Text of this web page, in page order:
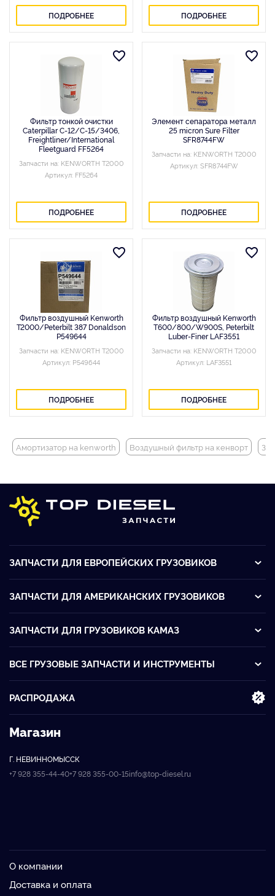
ПОДРОБНЕЕ ПОДРОБНЕЕ
Фильтр тонкой очистки
Caterpillar C-12/C-15/3406,
Freightliner/International
Fleetguard FF5264
Запчасти на: KENWORTH T2000
Артикул: FF5264
ПОДРОБНЕЕ
Элемент сепаратора металл
25 micron Sure Filter
SFR8744FW
Запчасти на: KENWORTH T2000
Артикул: SFR8744FW
ПОДРОБНЕЕ
Фильтр воздушный Kenworth
T2000/Peterbilt 387 Donaldson
P549644
Запчасти на: KENWORTH T2000
Артикул: P549644
ПОДРОБНЕЕ
Фильтр воздушный Kenworth
T600/800/W900S, Peterbilt
Luber-Finer LAF3551
Запчасти на: KENWORTH T2000
Артикул: LAF3551
ПОДРОБНЕЕ
Амортизатор на kenworth Воздушный фильтр на кенворт
ЗАПЧАСТИ ДЛЯ ЕВРОПЕЙСКИХ ГРУЗОВИКОВ
ЗАПЧАСТИ ДЛЯ АМЕРИКАНСКИХ ГРУЗОВИКОВ
ЗАПЧАСТИ ДЛЯ ГРУЗОВИКОВ KАМАЗ
ВСЕ ГРУЗОВЫЕ ЗАПЧАСТИ И ИНСТРУМЕНТЫ
РАСПРОДАЖА
Магазин
Г. НЕВИННОМЫССК
+7 928 355-44-40+7 928 355-00-15info@top-diesel.ru
О компании
Доставка и оплата